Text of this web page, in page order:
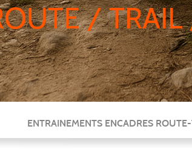
/ TRAIL
ENTRAINEMENTS ENCADRES